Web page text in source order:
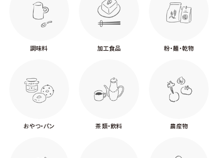
調味料 加工食品 粉・麺・乾物
おやつ・パン 茶類・飲料 農産物